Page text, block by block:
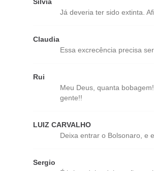
Já deveria ter sido extinta.
Claudia
Essa excrecência precisa
Rui
Meu Deus, quanta
gente!!
LUIZ CARVALHO
Deixa entrar o Bolsonaro, e
Sergio